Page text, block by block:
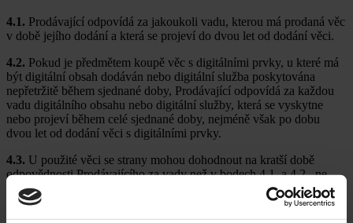
4.1. Prodávající odpovídá za jakoukoli vadu, kterou má prodaná věc
v době jejího dodání a která se projeví do dvou let od dodání věci.
4.2. Pokud je předmětem koupě věc s digitálními prvky, u které má
být digitální obsah dodáván nebo digitální služba poskytována
nepřetržitě během sjednané doby, Prodávající odpovídá za každou
vadu digitálního obsahu nebo digitální služby, která se vyskytne
nebo projeví během celé sjednané doby, nejméně však po dobu
dvou let od dodání věci s digitálními prvky.
4.3. U použité věci se strany mohou dohodnout na kratší době
odpovědnosti Prodávajícího za vady než v bodech 4.1. a 4.2., ne
však kratší než jeden rok od dodání věci.